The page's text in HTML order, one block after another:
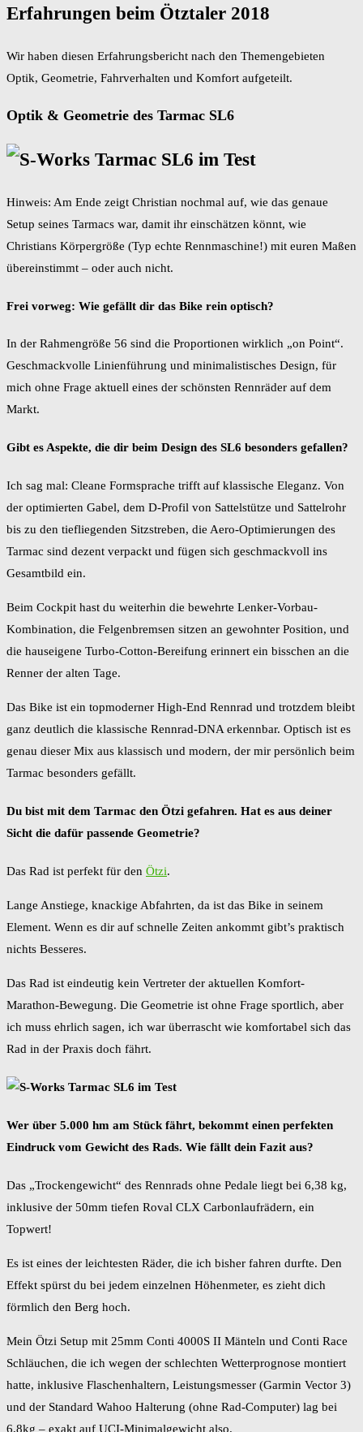
Erfahrungen beim Ötztaler 2018
Wir haben diesen Erfahrungsbericht nach den Themengebieten
Optik, Geometrie, Fahrverhalten und Komfort aufgeteilt.
Optik & Geometrie des Tarmac SL6
Hinweis: Am Ende zeigt Christian nochmal auf, wie das genaue
Setup seines Tarmacs war, damit ihr einschätzen könnt, wie
Christians Körpergröße (Typ echte Rennmaschine!) mit euren Maßen
übereinstimmt – oder auch nicht.
Frei vorweg: Wie gefällt dir das Bike rein optisch?
In der Rahmengröße 56 sind die Proportionen wirklich „on Point“.
Geschmackvolle Linienführung und minimalistisches Design, für
mich ohne Frage aktuell eines der schönsten Rennräder auf dem
Markt.
Gibt es Aspekte, die dir beim Design des SL6 besonders gefallen?
Ich sag mal: Cleane Formsprache trifft auf klassische Eleganz. Von
der optimierten Gabel, dem D-Profil von Sattelstütze und Sattelrohr
bis zu den tiefliegenden Sitzstreben, die Aero-Optimierungen des
Tarmac sind dezent verpackt und fügen sich geschmackvoll ins
Gesamtbild ein.
Beim Cockpit hast du weiterhin die bewehrte Lenker-Vorbau-
Kombination, die Felgenbremsen sitzen an gewohnter Position, und
die hauseigene Turbo-Cotton-Bereifung erinnert ein bisschen an die
Renner der alten Tage.
Das Bike ist ein topmoderner High-End Rennrad und trotzdem bleibt
ganz deutlich die klassische Rennrad-DNA erkennbar. Optisch ist es
genau dieser Mix aus klassisch und modern, der mir persönlich beim
Tarmac besonders gefällt.
Du bist mit dem Tarmac den Ötzi gefahren. Hat es aus deiner
Sicht die dafür passende Geometrie?
Das Rad ist perfekt für den Ötzi.
Lange Anstiege, knackige Abfahrten, da ist das Bike in seinem
Element. Wenn es dir auf schnelle Zeiten ankommt gibt’s praktisch
nichts Besseres.
Das Rad ist eindeutig kein Vertreter der aktuellen Komfort-
Marathon-Bewegung. Die Geometrie ist ohne Frage sportlich, aber
ich muss ehrlich sagen, ich war überrascht wie komfortabel sich das
Rad in der Praxis doch fährt.
Wer über 5.000 hm am Stück fährt, bekommt einen perfekten
Eindruck vom Gewicht des Rads. Wie fällt dein Fazit aus?
Das „Trockengewicht“ des Rennrads ohne Pedale liegt bei 6,38 kg,
inklusive der 50mm tiefen Roval CLX Carbonlaufrädern, ein
Topwert!
Es ist eines der leichtesten Räder, die ich bisher fahren durfte. Den
Effekt spürst du bei jedem einzelnen Höhenmeter, es zieht dich
förmlich den Berg hoch.
Mein Ötzi Setup mit 25mm Conti 4000S II Mänteln und Conti Race
Schläuchen, die ich wegen der schlechten Wetterprognose montiert
hatte, inklusive Flaschenhaltern, Leistungsmesser (Garmin Vector 3)
und der Standard Wahoo Halterung (ohne Rad-Computer) lag bei
6,8kg – exakt auf UCI-Minimalgewicht also.